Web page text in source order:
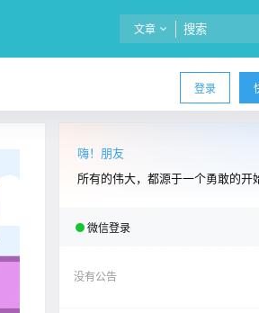
文章
登录
嗨！朋友
所有的伟大，都源于一个勇敢的开
微信登录
没有公告